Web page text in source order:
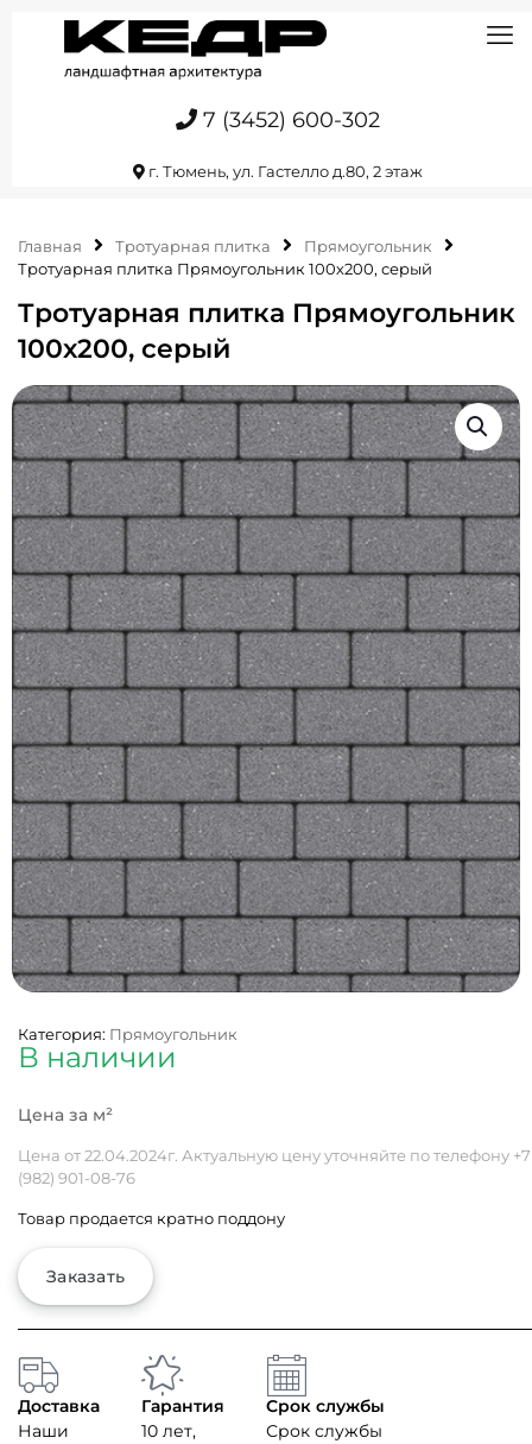
7 (3452) 600-302
г. Тюмень, ул. Гастелло д.80, 2 этаж
Главная Тротуарная плитка
Прямоугольник
Тротуарная плитка Прямоугольник 100х200, серый
Тротуарная плитка Прямоугольник
100х200, серый
Категория: Прямоугольник
В наличии
Цена от 22.04.2024г. Актуальную цену уточняйте по телефону +7
(982) 901-08-76
Товар продается кратно поддону
Заказать
Доставка
Наши
Гарантия
10 лет,
Срок службы
Срок службы